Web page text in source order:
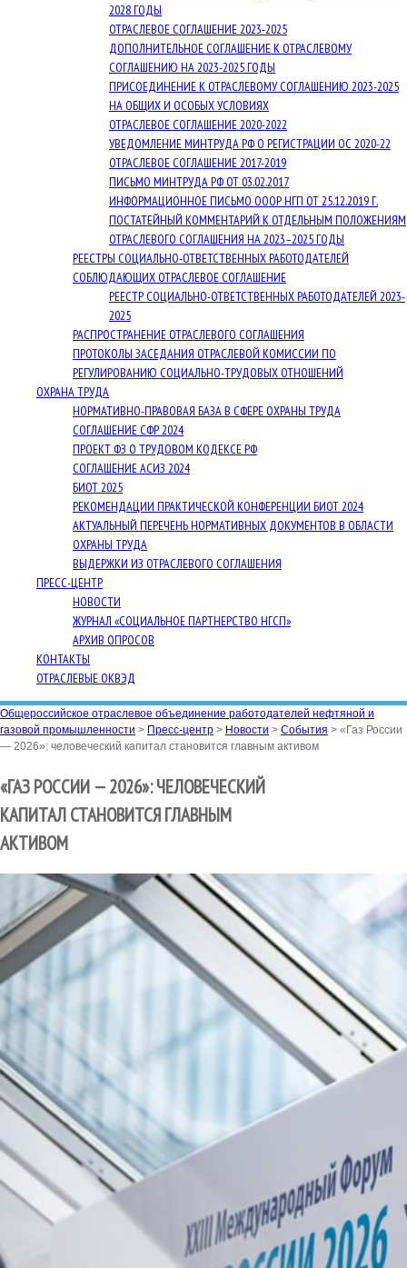
2028 ГОДЫ
ОТРАСЛЕВОЕ СОГЛАШЕНИЕ 2023-2025
ДОПОЛНИТЕЛЬНОЕ СОГЛАШЕНИЕ К ОТРАСЛЕВОМУ
СОГЛАШЕНИЮ НА 2023-2025 ГОДЫ
ПРИСОЕДИНЕНИЕ К ОТРАСЛЕВОМУ СОГЛАШЕНИЮ 2023-2025
НА ОБЩИХ И ОСОБЫХ УСЛОВИЯХ
ОТРАСЛЕВОЕ СОГЛАШЕНИЕ 2020-2022
УВЕДОМЛЕНИЕ МИНТРУДА РФ О РЕГИСТРАЦИИ ОС 2020-22
ОТРАСЛЕВОЕ СОГЛАШЕНИЕ 2017-2019
ПИСЬМО МИНТРУДА РФ ОТ 03.02.2017
ИНФОРМАЦИОННОЕ ПИСЬМО ОООР НГП ОТ 25.12.2019 Г.
ПОСТАТЕЙНЫЙ КОММЕНТАРИЙ К ОТДЕЛЬНЫМ ПОЛОЖЕНИЯМ
ОТРАСЛЕВОГО СОГЛАШЕНИЯ НА 2023–2025 ГОДЫ
РЕЕСТРЫ СОЦИАЛЬНО-ОТВЕТСТВЕННЫХ РАБОТОДАТЕЛЕЙ
СОБЛЮДАЮЩИХ ОТРАСЛЕВОЕ СОГЛАШЕНИЕ
РЕЕСТР СОЦИАЛЬНО-ОТВЕТСТВЕННЫХ РАБОТОДАТЕЛЕЙ 2023-
2025
РАСПРОСТРАНЕНИЕ ОТРАСЛЕВОГО СОГЛАШЕНИЯ
ПРОТОКОЛЫ ЗАСЕДАНИЯ ОТРАСЛЕВОЙ КОМИССИИ ПО
РЕГУЛИРОВАНИЮ СОЦИАЛЬНО-ТРУДОВЫХ ОТНОШЕНИЙ
ОХРАНА ТРУДА
НОРМАТИВНО-ПРАВОВАЯ БАЗА В СФЕРЕ ОХРАНЫ ТРУДА
СОГЛАШЕНИЕ СФР 2024
ПРОЕКТ ФЗ О ТРУДОВОМ КОДЕКСЕ РФ
СОГЛАШЕНИЕ АСИЗ 2024
БИОТ 2025
РЕКОМЕНДАЦИИ ПРАКТИЧЕСКОЙ КОНФЕРЕНЦИИ БИОТ 2024
АКТУАЛЬНЫЙ ПЕРЕЧЕНЬ НОРМАТИВНЫХ ДОКУМЕНТОВ В ОБЛАСТИ
ОХРАНЫ ТРУДА
ВЫДЕРЖКИ ИЗ ОТРАСЛЕВОГО СОГЛАШЕНИЯ
ПРЕСС-ЦЕНТР
НОВОСТИ
ЖУРНАЛ «СОЦИАЛЬНОЕ ПАРТНЕРСТВО НГСП»
АРХИВ ОПРОСОВ
КОНТАКТЫ
ОТРАСЛЕВЫЕ ОКВЭД
Общероссийское отраслевое объединение работодателей нефтяной и
газовой промышленности > Пресс-центр > Новости > События > «Газ России
— 2026»: человеческий капитал становится главным активом
«ГАЗ РОССИИ — 2026»: ЧЕЛОВЕЧЕСКИЙ
КАПИТАЛ СТАНОВИТСЯ ГЛАВНЫМ
АКТИВОМ